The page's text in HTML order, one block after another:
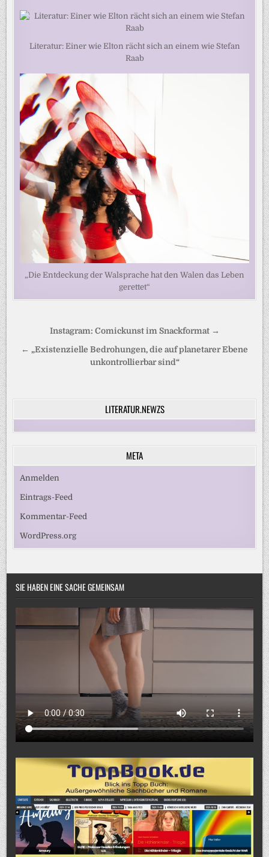
Literatur: Einer wie Elton rächt sich an einem wie Stefan
Raab
„Die Entdeckung der Walsprache hat den Walen das Leben
gerettet“
Beitragsnavigation
Instagram: Comickunst im Snackformat →
← „Existenzielle Bedrohungen, die auf planetarer Ebene
unkontrollierbar sind“
LITERATUR.NEWZS
META
Anmelden
Eintrags-Feed
Kommentar-Feed
WordPress.org
SIE HABEN EINE SACHE GEMEINSAM